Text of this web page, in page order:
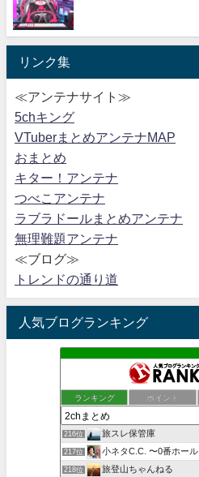
リンク集
≪アンテナサイト≫
5chキング
VTuberまとめアンテナMAP
おまとめ
キター！アンテナ
つべこアンテナ
ラブラドールまとめアンテナ
無理難題アンテナ
≪ブログ≫
トレンドの通り道
人気ブログランキング
ランキング ポイント
216位 旅スレ保管庫
217位 小ネタC.C. 〜0番ホール
218位 旅登山ちゃんねる